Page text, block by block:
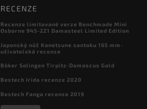
RECENZE
Recenze limitované verze Benchmade Mini
Osborne 945-221 Damasteel Limited Edition
Japonský nůž Kanetsune santoku 165 mm-
uživatelská recenze
Böker Solingen Tirpitz-Damascus Gold
Bestech Irida recenze 2020
Bestech Fanga recenze 2019